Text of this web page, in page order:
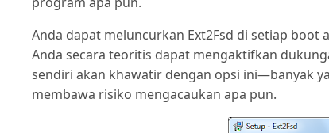
Anda dapat meluncurkan Ext2Fsd di setiap
Anda secara teoritis dapat mengaktifkan
sendiri akan khawatir dengan opsi ini—banyak
membawa risiko mengacaukan apa pun.